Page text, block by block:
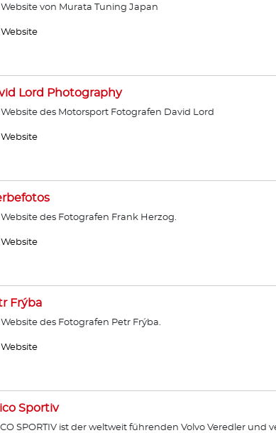
Website von Murata Tuning Japan
Lord Photography
Website des Motorsport Fotografen David Lord
Website des Fotografen Frank Herzog.
Frýba
Website des Fotografen Petr Frýba.
Sportiv
SPORTIV ist der weltweit führenden Volvo Veredler